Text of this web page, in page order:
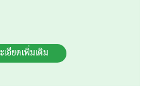
เอียดเพิ่มเติม